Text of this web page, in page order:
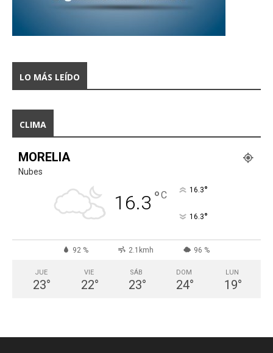
LO MÁS LEÍDO
CLIMA
MORELIA
Nubes
16.3 °C 16.3°
16.3°
92 % 2.1kmh 96 %
JUE
23°
VIE
22°
SÁB
23°
DOM
24°
LUN
19°